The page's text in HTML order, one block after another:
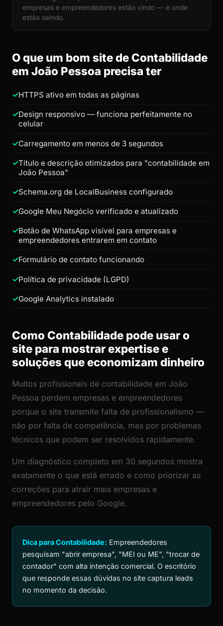
empresas e empreendedores estão vindo — e onde
estão saindo.
O que um bom site de Contabilidade
em João Pessoa precisa ter
HTTPS ativo em todas as páginas
Design responsivo — funciona perfeitamente no
celular
Carregamento em menos de 3 segundos
Título e descrição otimizados para "contabilidade em
João Pessoa"
Schema.org de LocalBusiness configurado
Google Meu Negócio verificado e atualizado
Botão de WhatsApp visível para empresas e
empreendedores entrarem em contato
Formulário de contato funcionando
Política de privacidade (LGPD)
Google Analytics instalado
Como Contabilidade pode usar o
site para mostrar expertise e
soluções que economizam dinheiro
Muitos profissionais de contabilidade em João
Pessoa perdem empresas e empreendedores
porque o site transmite falta de profissionalismo —
não por falta de competência, mas por problemas
técnicos que podem ser resolvidos rapidamente.
Um diagnóstico completo em 30 segundos mostra
exatamente o que está errado e como priorizar as
correções para atrair mais empresas e
empreendedores pelo Google.
Dica para Contabilidade: Empreendedores
pesquisam "abrir empresa", "MEI ou ME", "trocar de
contador" com alta intenção comercial. O escritório
que responde essas dúvidas no site captura leads
no momento da decisão.